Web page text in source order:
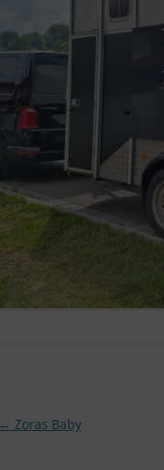
Beitragsnavigation
← Zoras Baby